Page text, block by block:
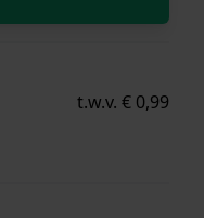
t.w.v. € 0,99